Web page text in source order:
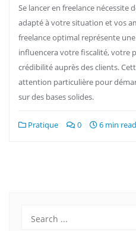
Se lancer en freelance
adapté à votre situation et vos
freelance optimal représente
influencera votre fiscalité, votre
crédibilité auprès des clients.
attention particulière pour
sur des bases solides.
Pratique 0 6 min read